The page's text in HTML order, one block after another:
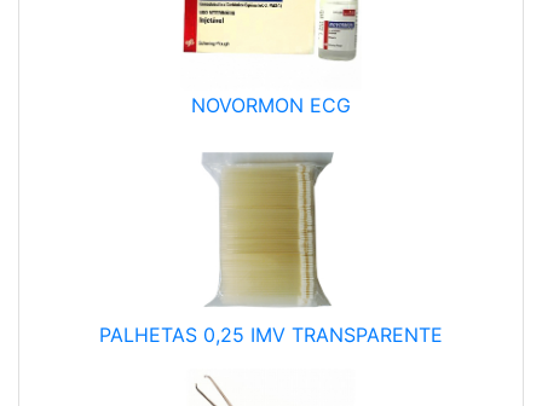
NOVORMON ECG
PALHETAS 0,25 IMV TRANSPARENTE